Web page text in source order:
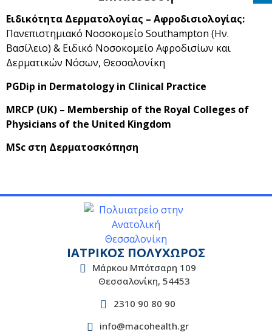
Ειδικότητα Δερματολογίας – Αφροδισιολογίας:
Πανεπιστημιακό Νοσοκομείο Southampton (Ην.
Βασίλειο) & Ειδικό Νοσοκομείο Αφροδισίων και
Δερματικών Νόσων, Θεσσαλονίκη
PGDip in Dermatology in Clinical Practice
MRCP (UK) – Membership of the Royal Colleges of
Physicians of the United Kingdom
MSc στη Δερματοσκόπηση
ΙΑΤΡΙΚΟΣ ΠΟΛΥΧΩΡΟΣ
Μάρκου Μπότσαρη 109
Θεσσαλονίκη, 54453
2310 90 80 90
info@macohealth.gr